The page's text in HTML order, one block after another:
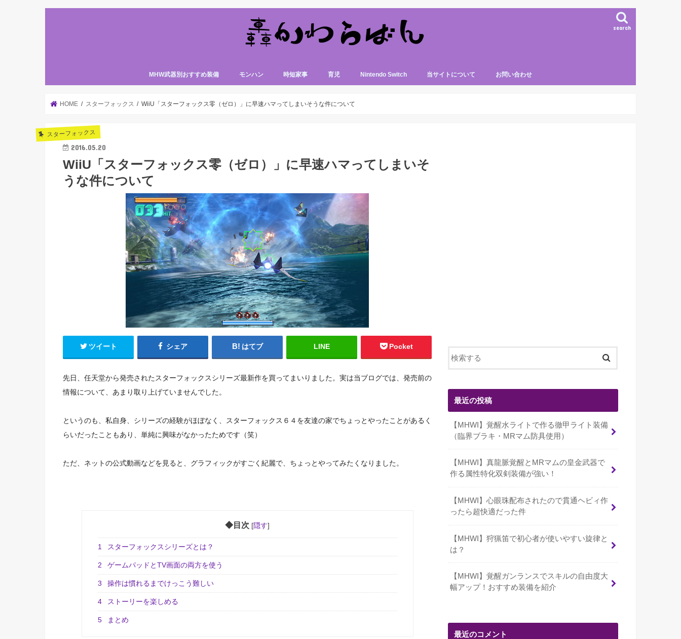
search
MHW武器別おすすめ装備 モンハン 時短家事 育児 Nintendo Switch 当サイトについて お問い合わせ
HOME スターフォックス WiiU「スターフォックス零（ゼロ）」に早速ハマってしまいそうな件について
スターフォックス
2016.05.20
WiiU「スターフォックス零（ゼロ）」に早速ハマってしまいそ
うな件について
ツイート シェア はてブ LINE Pocket
先日、 任天堂から発売されたスターフォックスシリーズ最新作を買ってま いりま した。実は当ブログでは、発売前の
情報について、 あまり取り上げていませんでした。
というのも、私自身、シリーズの経験がほぼなく、 スターフォックス６４を友達の家でちょっとやったことがあるく
らいだったこともあり、 単純に興味がなかったためです（笑）
ただ、ネットの公式動画などを見ると、 グラフィックがすごく紀麗で、ちょっとやってみたくなりました。
◆目次 [隠す]
1 スターフォックスシリーズとは？
2 ゲームパッドとTV画面の両方を使う
3 操作は慣れるまでけっこう難しい
4 ストーリーを楽しめる
5 まとめ
最近の投稿
【MHWI】覚醒水ライトで作る徹甲ライト装備
（臨界ブラキ・MRマム防具使用）
【MHWI】真龍脈覚醒とMRマムの皇金武器で
作る属性特化双剣装備が強い！
【MHWI】心眼珠配布されたので貫通ヘビィ作
ったら超快適だった件
【MHWI】狩猟笛で初心者が使いやすい旋律と
は？
【MHWI】覚醒ガンランスでスキルの自由度大
幅アップ！おすすめ装備を紹介
最近のコメント